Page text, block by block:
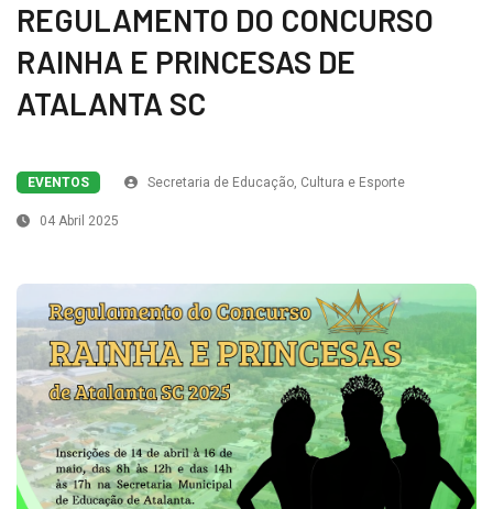
REGULAMENTO DO CONCURSO
RAINHA E PRINCESAS DE
ATALANTA SC
EVENTOS Secretaria de Educação, Cultura e Esporte
04 Abril 2025